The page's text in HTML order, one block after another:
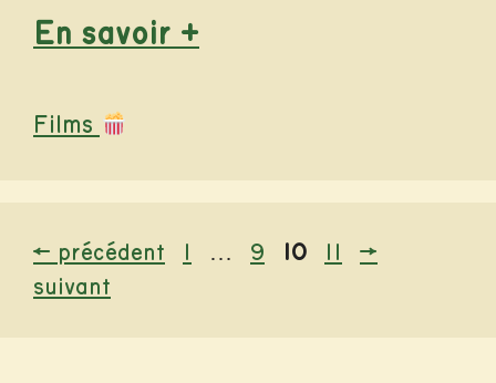
En savoir +
Catégories
Films
← précédent Page
1 … Page
9 Page
10 Page
11
→
suivant